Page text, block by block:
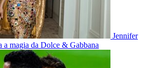
Jennifer
a magia da Dolce & Gabbana